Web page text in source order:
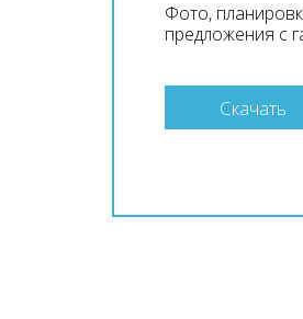
Фото,
предложения с
Скачать